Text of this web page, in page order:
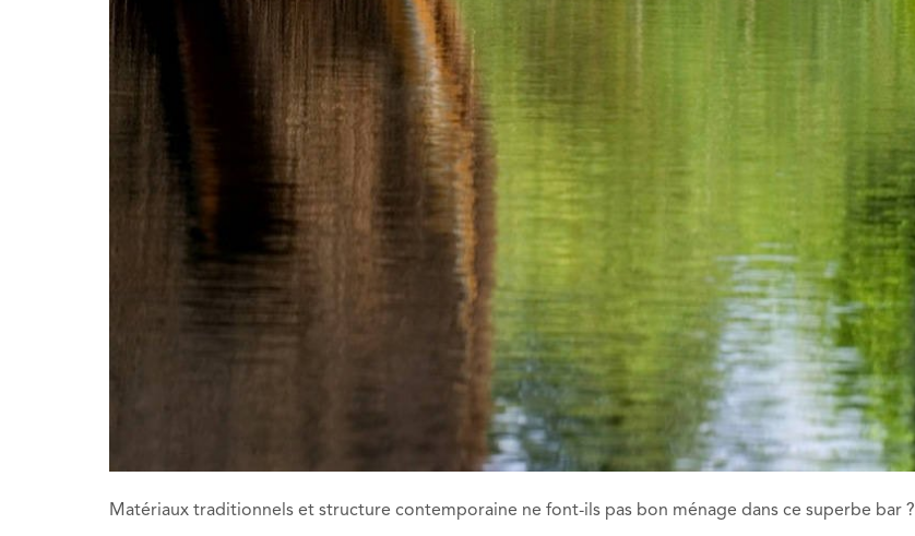
Matériaux traditionnels et structure contemporaine ne font-ils pas bon ménage dans ce superbe bar ?